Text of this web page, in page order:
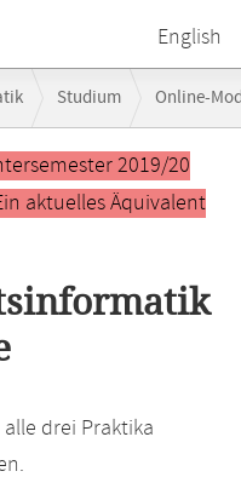
English
Studium Online-
2019/20
aktuelles Äquivalent
drei Praktika